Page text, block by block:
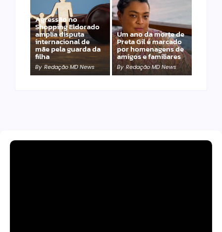
Agressão no
Shopping Eldorado
amplia disputa
internacional de
mãe pela guarda da
filha
By Redação MD News
Um ano da morte de
Preta Gil é marcado
por homenagens de
amigos e familiares
By Redação MD News